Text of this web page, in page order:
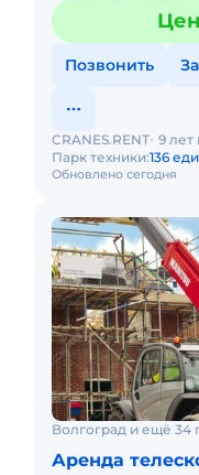
Позвонить
Обновлено сегодня
CRANES.RENT 9 лет
Парк техники:136
Волгоград и ещё 34
Аренда